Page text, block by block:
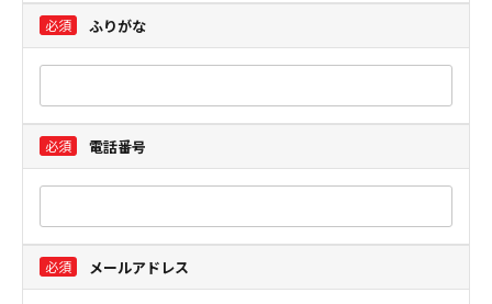
ふりがな
電話番号
メールアドレス